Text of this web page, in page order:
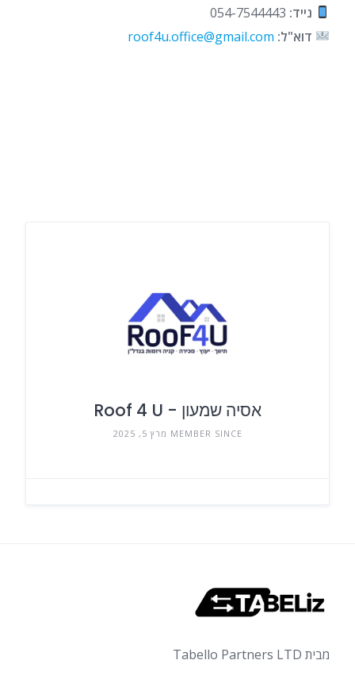
נייד:
דוא"ל: roof4u.office@gmail.com
אסיה שמעון - Roof 4 U
MEMBER SINCE מרץ 5, 2025
מבית Tabello Partners LTD